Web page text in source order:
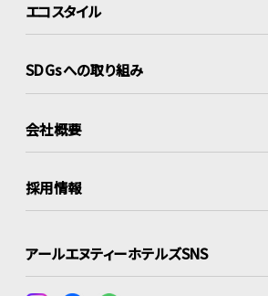
エコスタイル
SDGsへの取り組み
会社概要
採用情報
アールエヌティーホテルズSNS